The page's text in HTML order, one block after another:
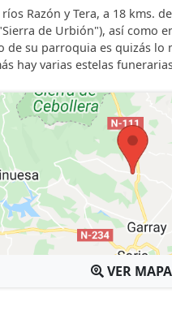
Razón y Tera, a 18 kms.
de Urbión"), así como
de su parroquia es quizás
hay varias estelas
VER MAPA